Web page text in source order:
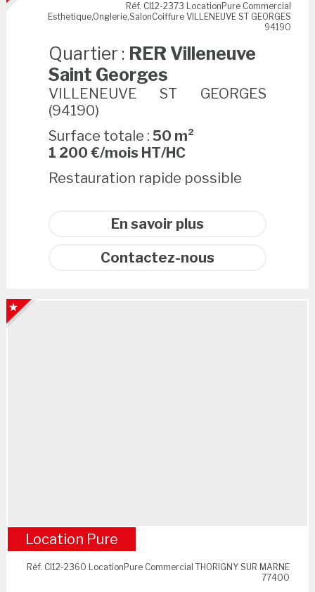
Réf. CI12-2373 LocationPure Commercial
Esthetique,Onglerie,SalonCoiffure VILLENEUVE ST GEORGES
94190
Quartier : RER Villeneuve
Saint Georges
VILLENEUVE ST GEORGES
(94190)
Surface totale : 50 m²
1 200 €/mois HT/HC
Restauration rapide possible
En savoir plus
Contactez-nous
ZAC Thorigny-sur-Marne
Location Pure
Réf. CI12-2360 LocationPure Commercial THORIGNY SUR MARNE
77400